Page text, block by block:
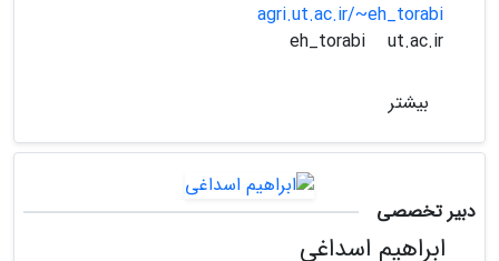
agri.ut.ac.ir/~eh_torabi
ut.ac.ir
بیشتر
دبیر تخصصی
ابراهیم اسداغی